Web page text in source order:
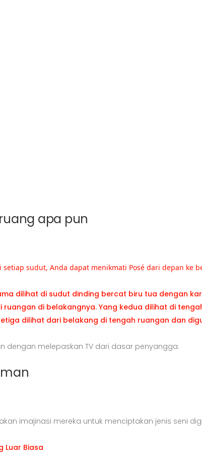
apa pun
sudut, Anda dapat menikmati Posé dari depan ke
dengan melepaskan TV dari dasar penyangga.
imajinasi mereka untuk menciptakan jenis seni